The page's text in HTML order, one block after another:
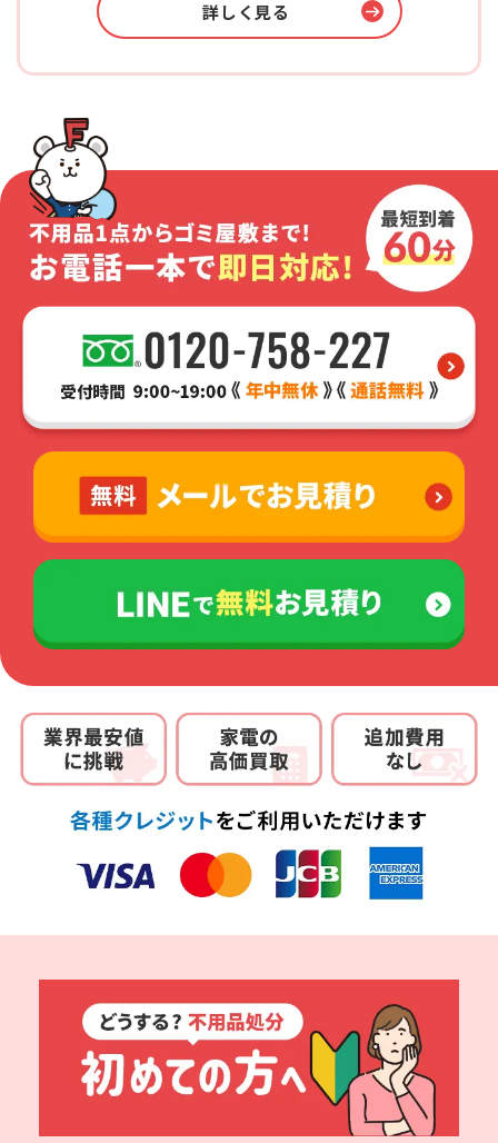
詳しく見る